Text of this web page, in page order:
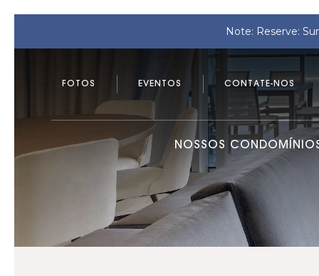
Note: Reserve:
FOTOS EVENTOS CONTATE-NOS
NOSSOS